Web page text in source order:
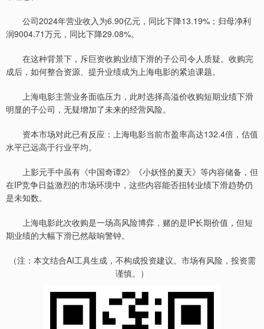
公司2024年营业收入为6.90亿元，同比下降13.19%；归母净利
润9004.71万元，同比下降29.08%。
在这种背景下，斥巨资收购业绩下滑的子公司令人质疑。收购完
成后，如何整合资源、提升业绩成为上海电影的紧迫课题。
上海电影主营业务面临压力，此时选择高溢价收购短期业绩下滑
明显的子公司，无疑增加了未来的经营风险。
资本市场对此已有反应：上海电影当前市盈率高达132.4倍，估值
水平已远高于行业平均。
上影元手中虽有《中国奇谭2》《小妖怪的夏天》等内容储备，但
在IP竞争日益激烈的市场环境中，这些内容能否扭转业绩下滑趋势仍
是未知数。
上海电影此次收购是一场高风险博弈，赌的是IP长期价值，但短
期业绩的大幅下滑已然敲响警钟。
（注：本文结合AI工具生成，不构成投资建议。市场有风险，投资需
谨慎。）